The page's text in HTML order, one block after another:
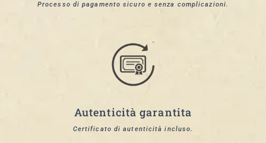
Processo di pagamento sicuro e senza complicazioni.
Autenticità garantita
Certificato di autenticità incluso.